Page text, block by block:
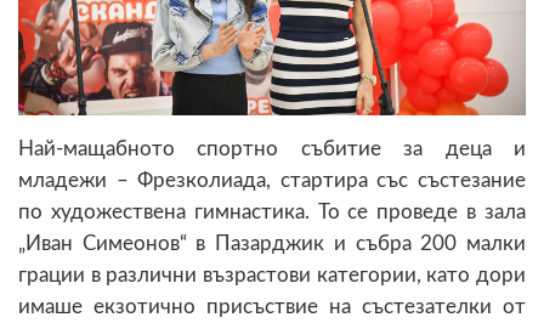
Най-мащабното спортно събитие за деца и
младежи – Фрезколиада, стартира със състезание
по художествена гимнастика. То се проведе в зала
„Иван Симеонов“ в Пазарджик и събра 200 малки
грации в различни възрастови категории, като дори
имаше екзотично присъствие на състезателки от